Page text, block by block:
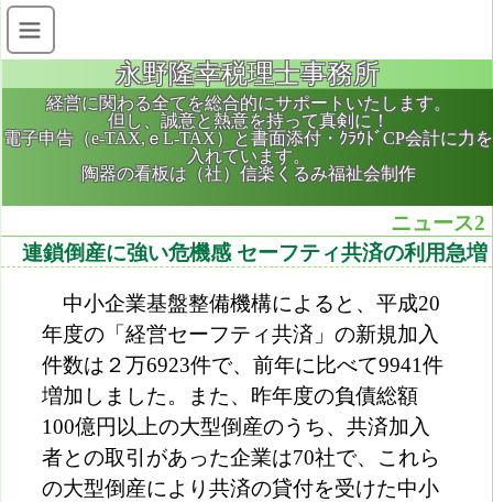
永野隆幸税理士事務所
経営に関わる全てを総合的にサポートいたします。
但し、誠意と熱意を持って真剣に！
電子申告（e-TAX,ｅL-TAX）と書面添付・ｸﾗｳﾄﾞCP会計に力を
入れています。
陶器の看板は（社）信楽くるみ福祉会制作
ニュース2
連鎖倒産に強い危機感 セーフティ共済の利用急増
中小企業基盤整備機構によると、平成20
年度の「経営セーフティ共済」の新規加入
件数は２万6923件で、前年に比べて9941件
増加しました。また、昨年度の負債総額
100億円以上の大型倒産のうち、共済加入
者との取引があった企業は70社で、これら
の大型倒産により共済の貸付を受けた中小